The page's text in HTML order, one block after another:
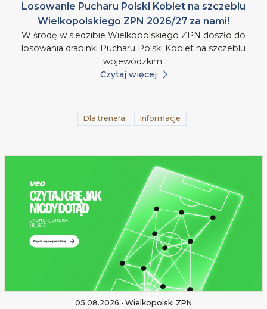
Losowanie Pucharu Polski Kobiet na szczeblu
Wielkopolskiego ZPN 2026/27 za nami!
W środę w siedzibie Wielkopolskiego ZPN doszło do
losowania drabinki Pucharu Polski Kobiet na szczeblu
wojewódzkim.
Czytaj więcej
Dla trenera Informacje
05.08.2026 • Wielkopolski ZPN